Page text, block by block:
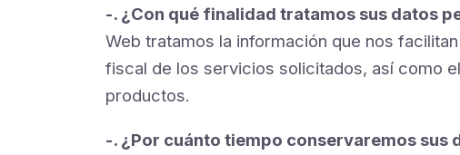
-. ¿Con qué finalidad tratamos sus datos
Web tratamos la información que nos
fiscal de los servicios solicitados, así como
productos.
-. ¿Por cuánto tiempo conservaremos sus